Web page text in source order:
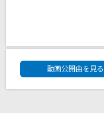
[生音]青と夏
Mrs. GREEN APPLE
DAM★とも
動画公開曲を見る